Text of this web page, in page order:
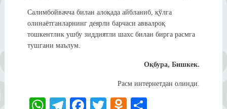
Салимбойвачча билан алоқада айбланиб, қўлга
олинаётганларнинг деярли барчаси аввалроқ
тошкентлик ушбу зиддиятли шахс билан бирга расмга
тушгани маълум.
Оқбура, Бишкек.
Расм интернетдан олинди.
W Te Fa T O